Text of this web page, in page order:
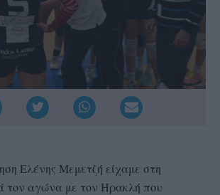
Ελένης Μεμετζή είχαμε στη
τον αγώνα με τον Ηρακλή που